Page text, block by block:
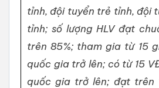
tỉnh, đội tuyển trẻ tỉnh, đội
tỉnh; số lượng HLV đạt
trên 85%; tham gia từ 15
quốc gia trở lên; có từ 15
quốc gia trở lên; đạt trên